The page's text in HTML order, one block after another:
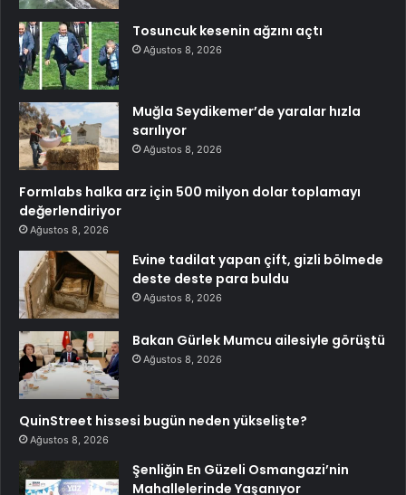
Tosuncuk kesenin ağzını açtı
Ağustos 8, 2026
Muğla Seydikemer’de yaralar hızla
sarılıyor
Ağustos 8, 2026
Formlabs halka arz için 500 milyon dolar toplamayı
değerlendiriyor
Ağustos 8, 2026
Evine tadilat yapan çift, gizli bölmede
deste deste para buldu
Ağustos 8, 2026
Bakan Gürlek Mumcu ailesiyle görüştü
Ağustos 8, 2026
QuinStreet hissesi bugün neden yükselişte?
Ağustos 8, 2026
Şenliğin En Güzeli Osmangazi’nin
Mahallelerinde Yaşanıyor